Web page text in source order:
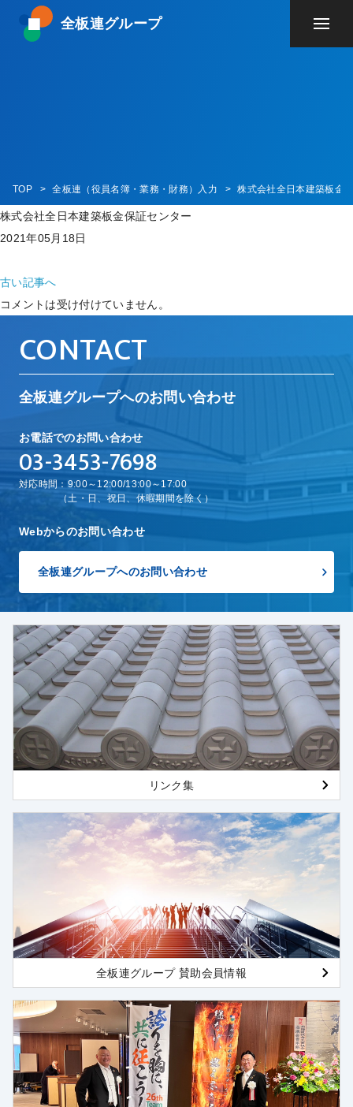
全板連グループ
TOP 全板連（役員名簿・業務・財務）入力 株式会社全日本建築板金
株式会社全日本建築板金保証センター
2021年05月18日
古い記事へ
コメントは受け付けていません。
CONTACT
全板連グループへのお問い合わせ
お電話でのお問い合わせ
03-3453-7698
対応時間：9:00～12:00/13:00～17:00
（土・日、祝日、休暇期間を除く）
Webからのお問い合わせ
全板連グループへのお問い合わせ
リンク集
全板連グループ 賛助会員情報